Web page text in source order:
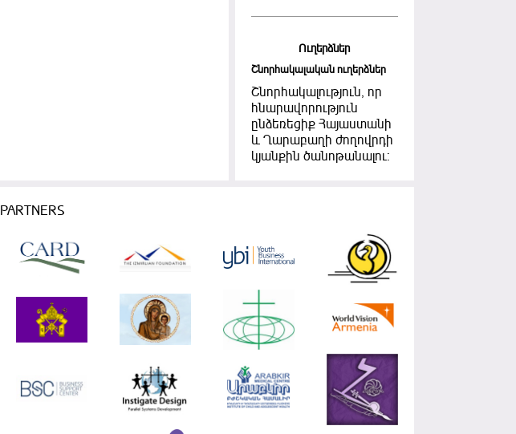
Ուղերձներ
Շնորհակալական ուղերձներ
Շնորհակալություն, որ
հնարավորություն
ընձեռեցիք Հայաստանի
և Ղարաբաղի ժողովրդի
կյանքին ծանոթանալու:
PARTNERS